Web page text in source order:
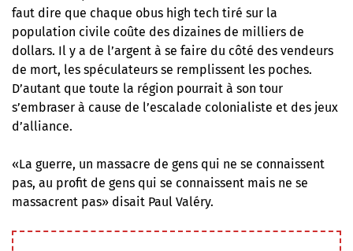
faut dire que chaque obus high tech tiré sur la
population civile coûte des dizaines de milliers de
dollars. Il y a de l’argent à se faire du côté des vendeurs
de mort, les spéculateurs se remplissent les poches.
D’autant que toute la région pourrait à son tour
s’embraser à cause de l’escalade colonialiste et des jeux
d’alliance.
«La guerre, un massacre de gens qui ne se connaissent
pas, au profit de gens qui se connaissent mais ne se
massacrent pas» disait Paul Valéry.